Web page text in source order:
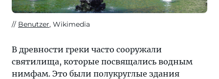
Benutzer, Wikimedia
В древности греки часто сооружали
святилища, которые посвящались водным
нимфам. Это были полукруглые здания